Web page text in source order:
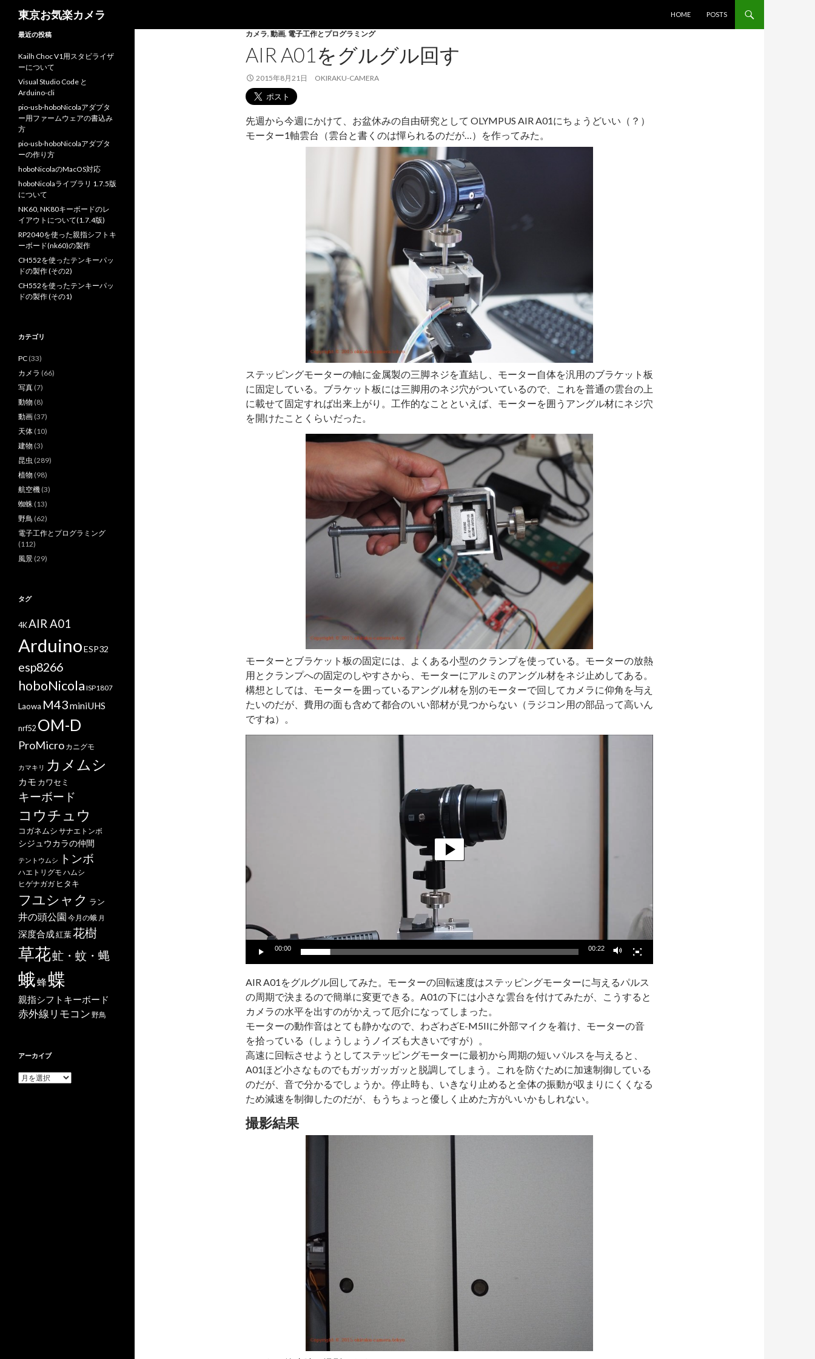
東京お気楽カメラ
HOME
POSTS
カメラ, 動画, 電子工作とプログラミング
AIR A01をグルグル回す
2015年8月21日 OKIRAKU-CAMERA
先週から今週にかけて、お盆休みの自由研究として OLYMPUS AIR A01にちょうどいい（？）
モーター1軸雲台（雲台と書くのは憚られるのだが…）を作ってみた。
ステッピングモーターの軸に金属製の三脚ネジを直結し、モーター自体を汎用のブラケット板
に固定している。ブラケット板には三脚用のネジ穴がついているので、これを普通の雲台の上
に載せて固定すれば出来上がり。工作的なことといえば、モーターを囲うアングル材にネジ穴
を開けたことくらいだった。
モーターとブラケット板の固定には、よくある小型のクランプを使っている。モーターの放熱
用とクランプへの固定のしやすさから、モーターにアルミのアングル材をネジ止めしてある。
構想としては、モーターを囲っているアングル材を別のモーターで回してカメラに仰角を与え
たいのだが、費用の面も含めて都合のいい部材が見つからない（ラジコン用の部品って高いん
ですね）。
00:00 00:22
AIR A01をグルグル回してみた。モーターの回転速度はステッピングモーターに与えるパルス
の周期で決まるので簡単に変更できる。A01の下には小さな雲台を付けてみたが、こうすると
カメラの水平を出すのがかえって厄介になってしまった。
モーターの動作音はとても静かなので、わざわざE-M5IIに外部マイクを着け、モーターの音
を拾っている（しょうしょうノイズも大きいですが）。
高速に回転させようとしてステッピングモーターに最初から周期の短いパルスを与えると、
A01ほど小さなものでもガッガッガッと脱調してしまう。これを防ぐために加速制御している
のだが、音で分かるでしょうか。停止時も、いきなり止めると全体の振動が収まりにくくなる
ため減速を制御したのだが、もうちょっと優しく止めた方がいいかもしれない。
撮影結果
最近の投稿
Kailh Choc V1用スタビライザ
ーについて
Visual Studio Code と
Arduino-cli
pio-usb-hoboNicolaアダプタ
ー用ファームウェアの書込み
方
pio-usb-hoboNicolaアダプタ
ーの作り方
hoboNicolaのMacOS対応
hoboNicolaライブラリ 1.7.5版
について
NK60, NK80キーボードのレ
イアウトについて(1.7.4版)
RP2040を使った親指シフトキ
ーボード(nk60)の製作
CH552を使ったテンキーパッ
ドの製作 (その2)
CH552を使ったテンキーパッ
ドの製作 (その1)
カテゴリ
PC (33)
カメラ (66)
写真 (7)
動物 (8)
動画 (37)
天体 (10)
建物 (3)
昆虫 (289)
植物 (98)
航空機 (3)
蜘蛛 (13)
野鳥 (62)
電子工作とプログラミング
(112)
風景 (29)
タグ
4KAIR A01
ArduinoESP32
esp8266
hoboNicola ISP1807
Laowa M43miniUHS
nrf52 OM-D
ProMicro カニグモ
カマキリ カメムシ
カモ カワセミ
キーボード
コウチュウ
コガネムシ サナエトンボ
シジュウカラの仲間
テントウムシ トンボ
ハエトリグモ ハムシ
ヒゲナガガ ヒタキ
フユシャク ラン
井の頭公園 今月の蛾 月
深度合成紅葉花樹
草花虻・蚊・蝿
蛾蜂蝶
親指シフトキーボード
赤外線リモコン 野鳥
アーカイブ
ア